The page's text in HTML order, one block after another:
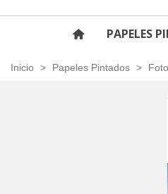
PAPELES
Inicio > Papeles Pintados >